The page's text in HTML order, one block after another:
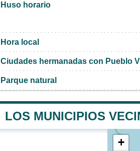
Huso horario
Hora local
Ciudades hermanadas con Pueblo
Parque natural
LOS MUNICIPIOS
+